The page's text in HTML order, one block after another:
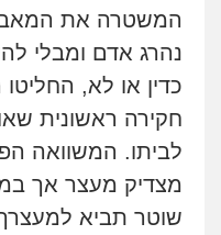
המשטרה את
נהרג אדם ומבלי
כדין או לא,
חקירה ראשונית
לביתו. המשוואה
מצדיק מעצר אך
שוטר תביא